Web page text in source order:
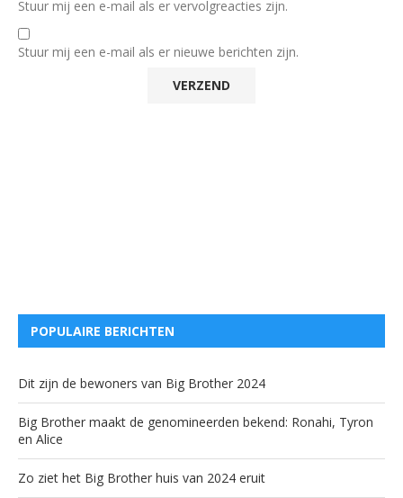
Stuur mij een e-mail als er vervolgreacties zijn.
Stuur mij een e-mail als er nieuwe berichten zijn.
POPULAIRE BERICHTEN
Dit zijn de bewoners van Big Brother 2024
Big Brother maakt de genomineerden bekend: Ronahi, Tyron
en Alice
Zo ziet het Big Brother huis van 2024 eruit